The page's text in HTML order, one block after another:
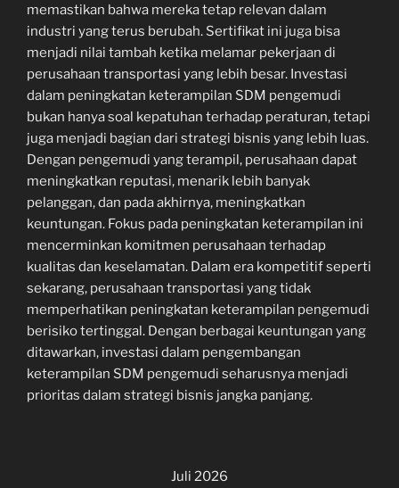
memastikan bahwa mereka tetap relevan dalam
industri yang terus berubah. Sertifikat ini juga bisa
menjadi nilai tambah ketika melamar pekerjaan di
perusahaan transportasi yang lebih besar. Investasi
dalam peningkatan keterampilan SDM pengemudi
bukan hanya soal kepatuhan terhadap peraturan, tetapi
juga menjadi bagian dari strategi bisnis yang lebih luas.
Dengan pengemudi yang terampil, perusahaan dapat
meningkatkan reputasi, menarik lebih banyak
pelanggan, dan pada akhirnya, meningkatkan
keuntungan. Fokus pada peningkatan keterampilan ini
mencerminkan komitmen perusahaan terhadap
kualitas dan keselamatan. Dalam era kompetitif seperti
sekarang, perusahaan transportasi yang tidak
memperhatikan peningkatan keterampilan pengemudi
berisiko tertinggal. Dengan berbagai keuntungan yang
ditawarkan, investasi dalam pengembangan
keterampilan SDM pengemudi seharusnya menjadi
prioritas dalam strategi bisnis jangka panjang.
Juli 2026